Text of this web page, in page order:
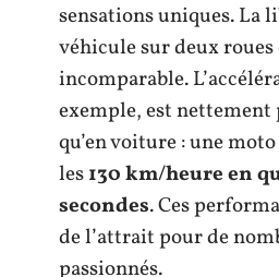
sensations uniques. La
véhicule sur deux roues
incomparable.
exemple, est
qu’en voiture : une
les130 km/heure en
secondes. Ces
de l’attrait pour de
passionnés.